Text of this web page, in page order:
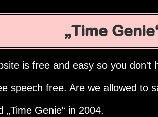
Time Genie
is free and easy so you don't
speech free. Are we allowed to
Time Genie in 2004.